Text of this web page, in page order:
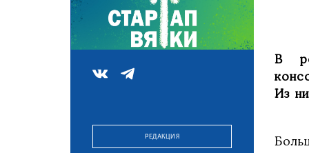
РЕДАКЦИЯ
В
Из